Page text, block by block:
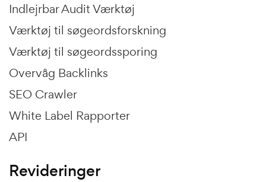
Indlejrbar Audit Værktøj
Værktøj til søgeordsforskning
Værktøj til søgeordssporing
Overvåg Backlinks
SEO Crawler
White Label Rapporter
API
Revideringer